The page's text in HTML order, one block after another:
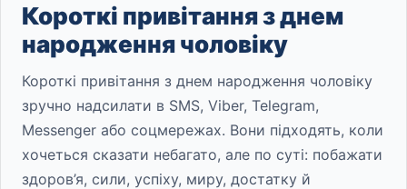
Короткі привітання з днем
народження чоловіку
Короткі привітання з днем народження чоловіку
зручно надсилати в SMS, Viber, Telegram,
Messenger або соцмережах. Вони підходять, коли
хочеться сказати небагато, але по суті: побажати
здоров’я, сили, успіху, миру, достатку й